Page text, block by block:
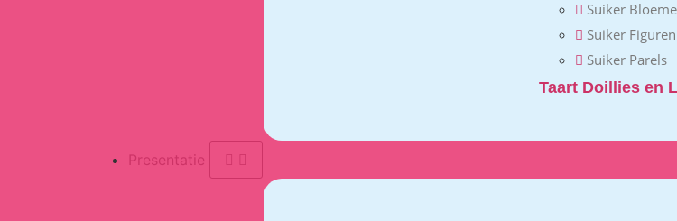
Suiker
Suiker Figuren
Suiker Parels
Taart Doillies en
Presentatie